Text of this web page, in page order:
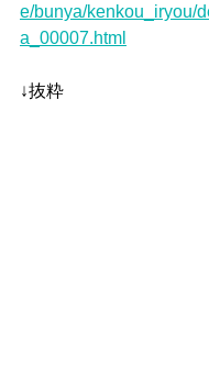
e/bunya/kenkou_iryou/
a_00007.html
↓抜粋